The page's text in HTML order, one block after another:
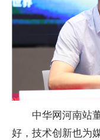
中华网河南站
好，技术创新也为